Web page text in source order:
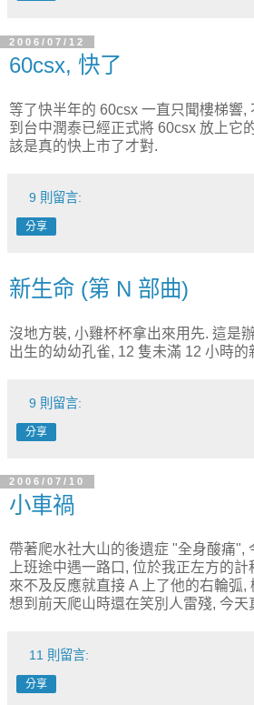
2006/07/12
60csx, 快了
等了快半年的 60csx 一直只聞樓梯響,
到台中潤泰已經正式將 60csx 放上它
該是真的快上市了才對.
9 則留言:
分享
新生命 (第 N 部曲)
沒地方裝, 小雞杯杯拿出來用先. 這是
出生的幼幼孔雀, 12 隻未滿 12 小時的
9 則留言:
分享
2006/07/10
小車禍
帶著爬水社大山的後遺症 "全身酸痛",
上班途中遇一路口, 位於我正左方的
來不及反應就直接 A 上了他的右輪弧,
想到前天爬山時還在笑別人雷殘, 今天
11 則留言:
分享